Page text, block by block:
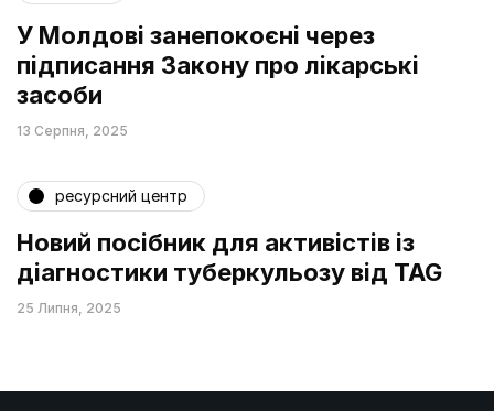
У Молдові занепокоєні через
підписання Закону про лікарські
засоби
13 Серпня, 2025
ресурсний центр
Новий посібник для активістів із
діагностики туберкульозу від TAG
25 Липня, 2025